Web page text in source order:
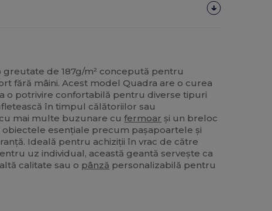
de 187g/m² concepută pentru
fără mâini. Acest model Quadra are o curea
o potrivire confortabilă pentru diverse tipuri
în timpul călătoriilor sau
mai multe buzunare cufermoar și un breloc
obiectele esențiale precum pașapoartele și
Ideală pentru achiziții în vrac de către
uz individual, această geantă servește ca
calitate sau o pânză personalizabilă pentru